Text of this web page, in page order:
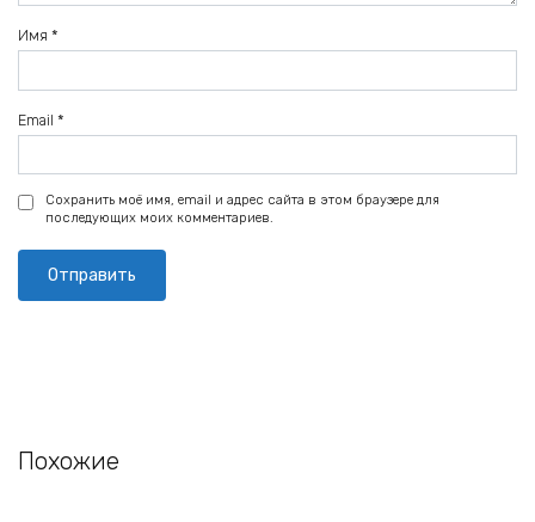
Имя *
Email *
Сохранить моё имя, email и адрес сайта в этом браузере для
последующих моих комментариев.
Похожие